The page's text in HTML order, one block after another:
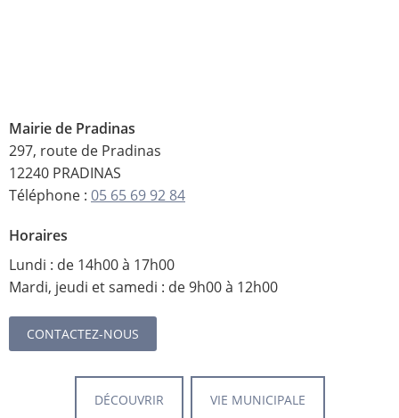
Mairie de Pradinas
297, route de Pradinas
12240 PRADINAS
Téléphone : 05 65 69 92 84
Horaires
Lundi : de 14h00 à 17h00
Mardi, jeudi et samedi : de 9h00 à 12h00
CONTACTEZ-NOUS
DÉCOUVRIR VIE MUNICIPALE